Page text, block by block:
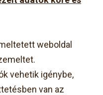
weboldal
vehetik igénybe,
van az